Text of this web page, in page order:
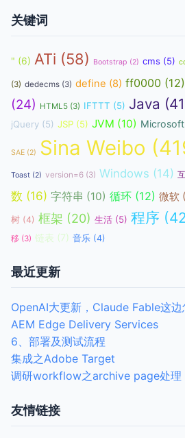
关键词
" (6) ATi (58) Bootstrap (2) cms (5)
(3) dedecms (3) define (8) ff0000 (12)
(24) HTML5 (3) IFTTT (5) Java
jQuery (5) JSP (5) JVM (10) Microsoft
SAE (2) Sina Weibo
Toast (2) version=6 (3) Windows (14)
数 (16) 字符串 (10) 循环 (12) 微软
树 (4) 框架 (20) 生活 (5) 程序
移 (3) 链表 (7) 音乐 (4)
最近更新
OpenAI大更新，Claude Fable这边
AEM Edge Delivery Services
6、部署及测试流程
集成之Adobe Target
调研workflow之archive page处理
友情链接